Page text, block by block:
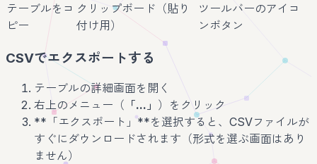
テーブルをコ
ピー
クリップボード（貼り
付け用）
ツールバーのアイコ
ンボタン
CSVでエクスポートする
テーブルの詳細画面を開く
右上のメニュー（ 「...」 ）をクリック
**「エクスポート」**を選択すると、CSVファイルが
すぐにダウンロードされます（形式を選ぶ画面はあり
ません）